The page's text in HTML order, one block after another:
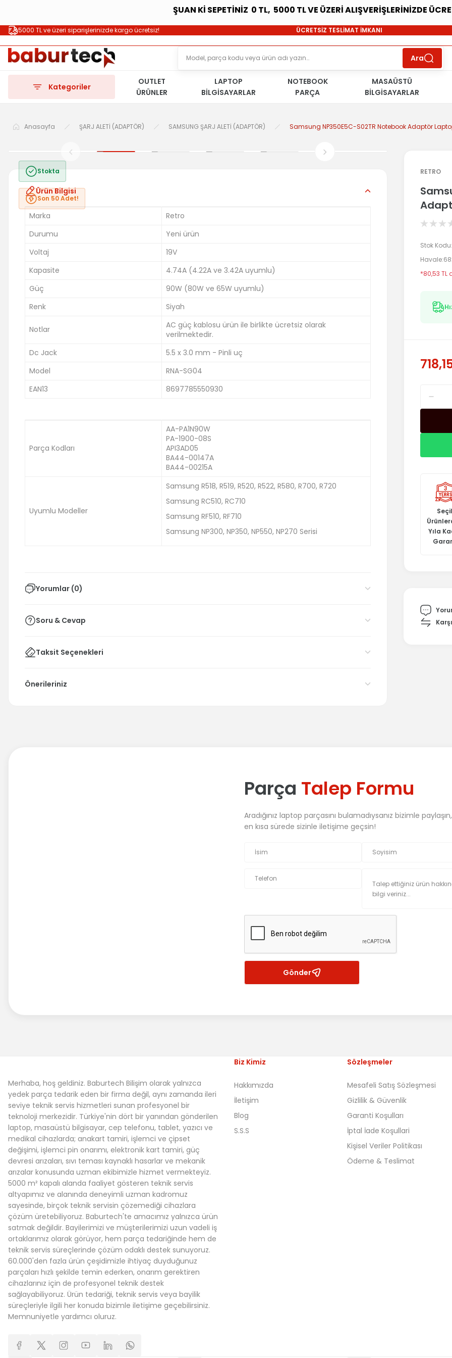
ŞUAN Kİ SEPETİNİZ 0 TL, 5000 TL VE ÜZERİ ALIŞVERİŞLERİNİZDE
5000 TL ve üzeri siparişlerinizde kargo ücretsiz!
ÜCRETSİZ TESLİMAT İMKANI
ÜCRETSİZ TESLİMAT İMKANI
KOŞULSUZ İADE HAKKI
SÜRDÜRÜLEBİLİR ÜRÜNLER
Ara
Kategoriler
OUTLET
ÜRÜNLER
LAPTOP
BİLGİSAYARLAR
NOTEBOOK
PARÇA
MASAÜSTÜ
BİLGİSAYARLAR
Anasayfa ŞARJ ALETİ (ADAPTÖR) SAMSUNG ŞARJ ALETİ (ADAPTÖR) Samsung NP350E5C-S02TR Notebook Adaptör
Stokta
Son 50 Adet!
Ürün Bilgisi
Marka
Retro
Durumu
Yeni ürün
Voltaj
19V
Kapasite
4.74A (4.22A ve 3.42A uyumlu)
Güç
90W (80W ve 65W uyumlu)
Renk
Siyah
Notlar
AC güç kablosu ürün ile birlikte ücretsiz olarak
verilmektedir.
Dc Jack
5.5 x 3.0 mm - Pinli uç
Model
RNA-SG04
EAN13
8697785550930
Parça Kodları
AA-PA1N90W
PA-1900-08S
API3AD05
BA44-00147A
BA44-00215A
Uyumlu Modeller
Samsung R518, R519, R520, R522, R580, R700, R720
Samsung RC510, RC710
Samsung RF510, RF710
Samsung NP300, NP350, NP550, NP270 Serisi
Yorumlar (0)
Soru & Cevap
Taksit Seçenekleri
Önerileriniz
RETRO
Stok Kodu
Havale
*80,53 TL
Yıla
Parça Talep Formu
Aradığınız laptop parçasını bulamadıysanız bizimle
en kısa sürede sizinle iletişime geçsin!
Gönder
Merhaba, hoş geldiniz. Baburtech Bilişim olarak yalnızca
yedek parça tedarik eden bir firma değil, aynı zamanda ileri
seviye teknik servis hizmetleri sunan profesyonel bir
teknoloji merkezidir. Türkiye'nin dört bir yanından gönderilen
laptop, masaüstü bilgisayar, cep telefonu, tablet, yazıcı ve
medikal cihazlarda; anakart tamiri, işlemci ve çipset
değişimi, işlemci pin onarımı, elektronik kart tamiri, güç
devresi arızaları, sıvı teması kaynaklı hasarlar ve mekanik
arızalar konusunda uzman ekibimizle hizmet vermekteyiz.
5000 m² kapalı alanda faaliyet gösteren teknik servis
altyapımız ve alanında deneyimli uzman kadromuz
sayesinde, birçok teknik servisin çözemediği cihazlara
çözüm üretebiliyoruz. Baburtech'te amacımız yalnızca ürün
satmak değildir. Bayilerimizi ve müşterilerimizi uzun vadeli iş
ortaklarımız olarak görüyor, hem parça tedariğinde hem de
teknik servis süreçlerinde çözüm odaklı destek sunuyoruz.
60.000'den fazla ürün çeşidimizle ihtiyaç duyduğunuz
parçaları hızlı şekilde temin ederken, onarım gerektiren
cihazlarınız için de profesyonel teknik destek
sağlayabiliyoruz. Ürün tedariği, teknik servis veya bayilik
süreçleriyle ilgili her konuda bizimle iletişime geçebilirsiniz.
Memnuniyetle yardımcı oluruz.
Biz Kimiz
Hakkımızda
İletişim
Blog
S.S.S
Sözleşmeler
Mesafeli Satış Sözleşmesi
Gizlilik & Güvenlik
Garanti Koşulları
İptal İade Koşullari
Kişisel Veriler Politikası
Ödeme & Teslimat